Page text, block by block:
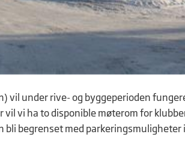
under rive- og byggeperioden
vi ha to disponible møterom for
begrenset med parkeringsmuligheter